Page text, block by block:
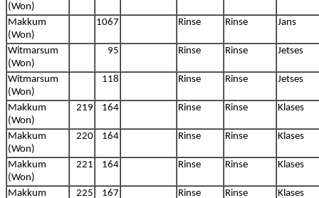
(Won)
Makkum
(Won)
1067 Rinse Rinse Jans
Witmarsum
(Won)
95 Rinse Rinse Jetses
Witmarsum
(Won)
118 Rinse Rinse Jetses
Makkum
(Won)
219 164 Rinse Rinse Klases
Makkum
(Won)
220 164 Rinse Rinse Klases
Makkum
(Won)
221 164 Rinse Rinse Klases
Makkum 225 167 Rinse Rinse Klases